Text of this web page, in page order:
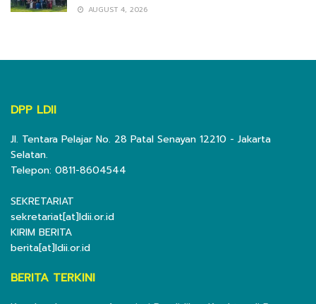
AUGUST 4, 2026
DPP LDII
Jl. Tentara Pelajar No. 28 Patal Senayan 12210 - Jakarta
Selatan.
Telepon: 0811-8604544
SEKRETARIAT
sekretariat[at]ldii.or.id
KIRIM BERITA
berita[at]ldii.or.id
BERITA TERKINI